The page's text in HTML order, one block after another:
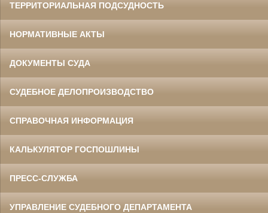
ТЕРРИТОРИАЛЬНАЯ ПОДСУДНОСТЬ
НОРМАТИВНЫЕ АКТЫ
ДОКУМЕНТЫ СУДА
СУДЕБНОЕ ДЕЛОПРОИЗВОДСТВО
СПРАВОЧНАЯ ИНФОРМАЦИЯ
КАЛЬКУЛЯТОР ГОСПОШЛИНЫ
ПРЕСС-СЛУЖБА
УПРАВЛЕНИЕ СУДЕБНОГО ДЕПАРТАМЕНТА